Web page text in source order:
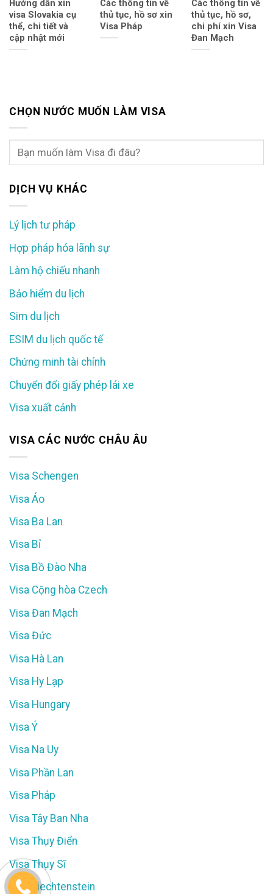
Hướng dẫn xin
visa Slovakia cụ
thể, chi tiết và
cập nhật mới
Các thông tin về
thủ tục, hồ sơ xin
Visa Pháp
Các thông tin về
thủ tục, hồ sơ,
chi phí xin Visa
Đan Mạch
CHỌN NƯỚC MUỐN LÀM VISA
DỊCH VỤ KHÁC
Lý lịch tư pháp
Hợp pháp hóa lãnh sự
Làm hộ chiếu nhanh
Bảo hiểm du lịch
Sim du lịch
ESIM du lịch quốc tế
Chứng minh tài chính
Chuyển đổi giấy phép lái xe
Visa xuất cảnh
VISA CÁC NƯỚC CHÂU ÂU
Visa Schengen
Visa Áo
Visa Ba Lan
Visa Bỉ
Visa Bồ Đào Nha
Visa Cộng hòa Czech
Visa Đan Mạch
Visa Đức
Visa Hà Lan
Visa Hy Lạp
Visa Hungary
Visa Ý
Visa Na Uy
Visa Phần Lan
Visa Pháp
Visa Tây Ban Nha
Visa Thụy Điển
Visa Thụy Sĩ
Visa Liechtenstein